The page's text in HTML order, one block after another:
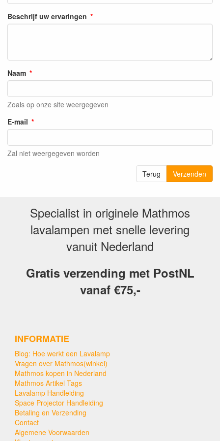
Beschrijf uw ervaringen
Naam
Zoals op onze site weergegeven
E-mail
Zal niet weergegeven worden
Terug Verzenden
Specialist in originele Mathmos
lavalampen met snelle levering
vanuit Nederland
Gratis verzending met PostNL
vanaf €75,-
INFORMATIE
Blog: Hoe werkt een Lavalamp
Vragen over Mathmos(winkel)
Mathmos kopen in Nederland
Mathmos Artikel Tags
Lavalamp Handleiding
Space Projector Handleiding
Betaling en Verzending
Contact
Algemene Voorwaarden